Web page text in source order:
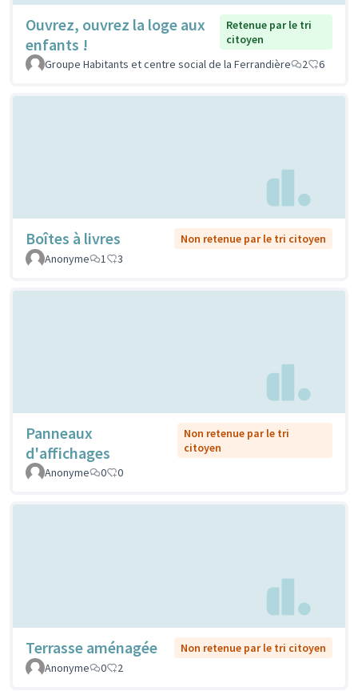
Ouvrez, ouvrez la loge aux
enfants !
Retenue par le tri
citoyen
Groupe Habitants et centre social de la Ferrandière
2 6
Boîtes à livres
Non retenue par le tri citoyen
Anonyme
1 3
Panneaux
d'affichages
Non retenue par le tri
citoyen
Anonyme
0 0
Terrasse aménagée
Non retenue par le tri citoyen
Anonyme
0 2